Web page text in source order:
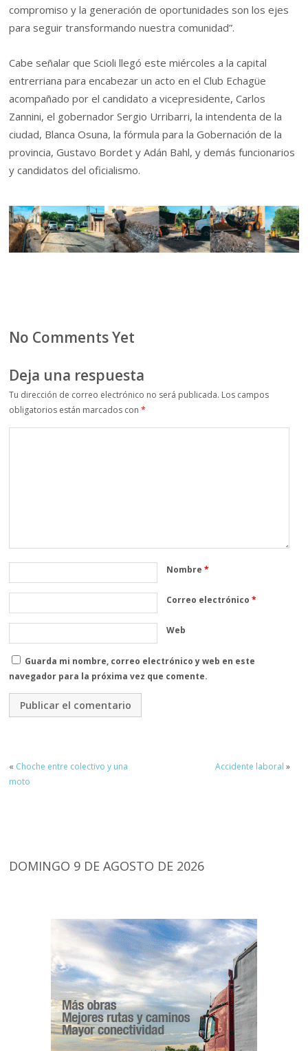
compromiso y la generación de oportunidades son los ejes
para seguir transformando nuestra comunidad”.
Cabe señalar que Scioli llegó este miércoles a la capital
entrerriana para encabezar un acto en el Club Echagüe
acompañado por el candidato a vicepresidente, Carlos
Zannini, el gobernador Sergio Urribarri, la intendenta de la
ciudad, Blanca Osuna, la fórmula para la Gobernación de la
provincia, Gustavo Bordet y Adán Bahl, y demás funcionarios
y candidatos del oficialismo.
No Comments Yet
Deja una respuesta
Tu dirección de correo electrónico no será publicada. Los campos
obligatorios están marcados con*
Nombre*
Correo electrónico*
Web
Guarda mi nombre, correo electrónico y web en este
navegador para la próxima vez que comente.
« Choche entre colectivo y una
moto
Accidente laboral »
DOMINGO 9 DE AGOSTO DE 2026